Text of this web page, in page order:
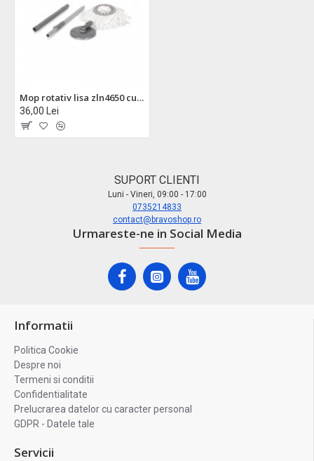
Mop rotativ lisa zln4650 cu cap si coada din aluminiu - microfibra premium pentru curatenie eficienta
36,00 Lei
SUPORT CLIENTI
Luni - Vineri, 09:00 - 17:00
0735214833
contact@bravoshop.ro
Urmareste-ne in Social Media
Informatii
Politica Cookie
Despre noi
Termeni si conditii
Confidentialitate
Prelucrarea datelor cu caracter personal
GDPR - Datele tale
Servicii